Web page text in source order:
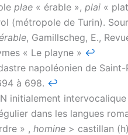
plae « érable », plai «
(métropole de Turin).
, Gamillscheg, E.,
« Le playne » ↩︎
napoléonien de
à 698. ↩︎
initialement
dans les langues
» , homine > castillan